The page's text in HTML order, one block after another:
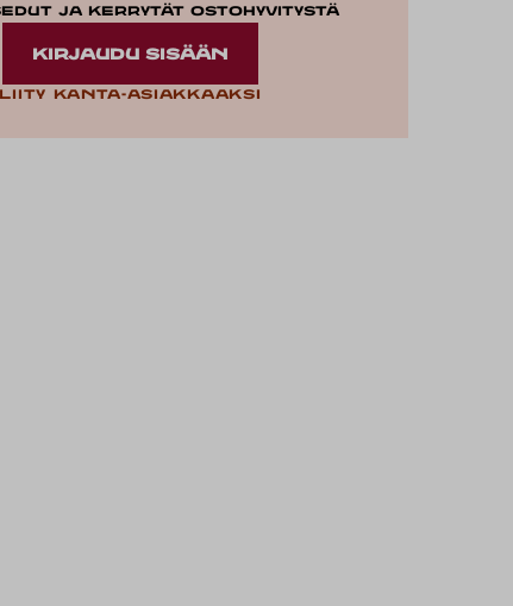
ja kerrytät ostohyvitystä
KIRJAUDU SISÄÄN
Liity kanta-asiakkaaksi